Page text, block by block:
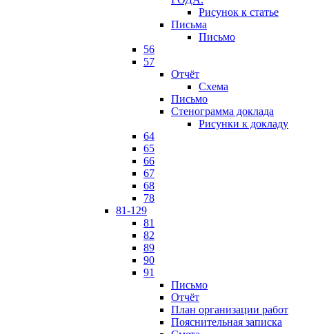
Рисунок к статье
Письма
Письмо
56
57
Отчёт
Схема
Письмо
Стенограмма доклада
Рисунки к докладу
64
65
66
67
68
78
81-129
81
82
89
90
91
Письмо
Отчёт
План организации работ
Пояснительная записка